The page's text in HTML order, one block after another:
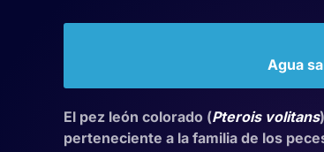
Agua
El pez león colorado (Pterois volitans
perteneciente a la familia de los